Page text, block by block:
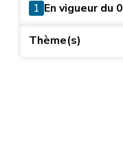
1 En vigueur du
Thème(s)